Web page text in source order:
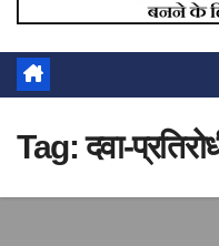
Tag:दवा-